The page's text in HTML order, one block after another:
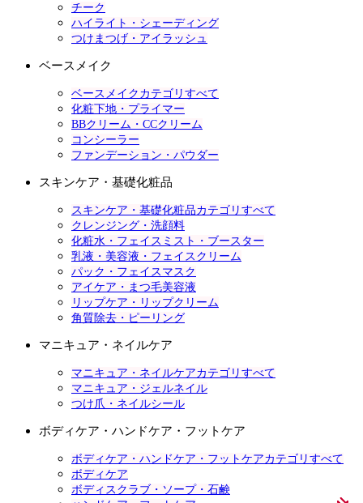
チーク
ハイライト・シェーディング
つけまつげ・アイラッシュ
ベースメイク
ベースメイクカテゴリすべて
化粧下地・プライマー
BBクリーム・CCクリーム
コンシーラー
ファンデーション・パウダー
スキンケア・基礎化粧品
スキンケア・基礎化粧品カテゴリすべて
クレンジング・洗顔料
化粧水・フェイスミスト・ブースター
乳液・美容液・フェイスクリーム
パック・フェイスマスク
アイケア・まつ毛美容液
リップケア・リップクリーム
角質除去・ピーリング
マニキュア・ネイルケア
マニキュア・ネイルケアカテゴリすべて
マニキュア・ジェルネイル
つけ爪・ネイルシール
ボディケア・ハンドケア・フットケア
ボディケア・ハンドケア・フットケアカテゴリすべて
ボディケア
ボディスクラブ・ソープ・石鹸